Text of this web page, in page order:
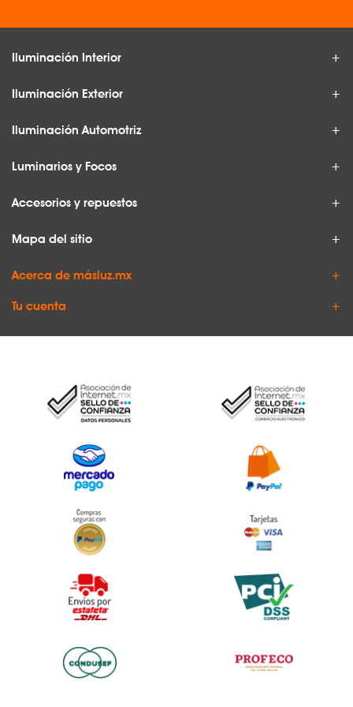
Iluminación Interior
Iluminación Exterior
Iluminación Automotriz
Luminarios y Focos
Accesorios y repuestos
Mapa del sitio
Acerca de másluz.mx
Tu cuenta